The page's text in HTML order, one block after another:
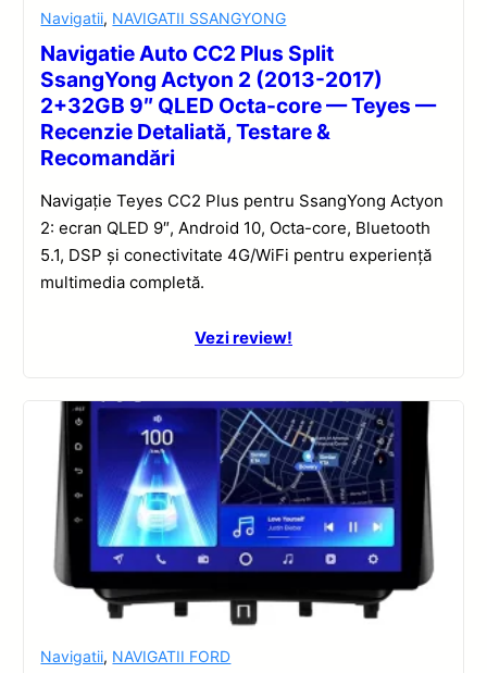
Navigatii, NAVIGATII SSANGYONG
Navigatie Auto CC2 Plus Split
SsangYong Actyon 2 (2013-2017)
2+32GB 9″ QLED Octa-core — Teyes —
Recenzie Detaliată, Testare &
Recomandări
Navigație Teyes CC2 Plus pentru SsangYong Actyon
2: ecran QLED 9″, Android 10, Octa-core, Bluetooth
5.1, DSP și conectivitate 4G/WiFi pentru experiență
multimedia completă.
Vezi review!
Navigatii, NAVIGATII FORD